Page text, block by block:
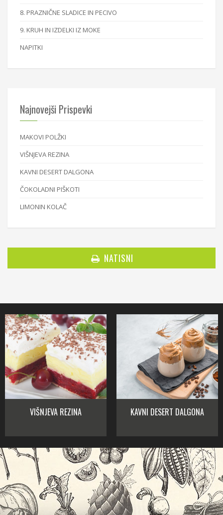
8. PRAZNIČNE SLADICE IN PECIVO
9. KRUH IN IZDELKI IZ MOKE
NAPITKI
Najnovejši Prispevki
MAKOVI POLŽKI
VIŠNJEVA REZINA
KAVNI DESERT DALGONA
ČOKOLADNI PIŠKOTI
LIMONIN KOLAČ
NATISNI
VIŠNJEVA REZINA KAVNI DESERT DALGONA